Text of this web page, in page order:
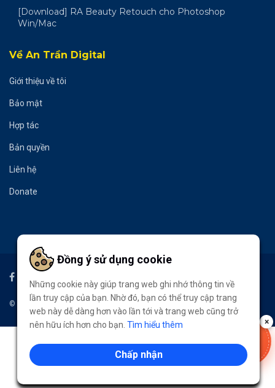
[Download] RA Beauty Retouch cho Photoshop
Win/Mac
Về An Trần Digital
Giới thiệu về tôi
Bảo mật
Hợp tác
Bản quyền
Liên hệ
Donate
-50%
LẤY NGAY
×
© 2020 An Trần Digital - All Rights Reserved
Đồng ý sử dụng cookie
Những cookie này giúp trang web ghi nhớ thông tin về
lần truy cập của bạn. Nhờ đó, bạn có thể truy cập trang
web này dễ dàng hơn vào lần tới và trang web cũng trở
nên hữu ích hơn cho bạn. Tìm hiểu thêm
Chấp nhận